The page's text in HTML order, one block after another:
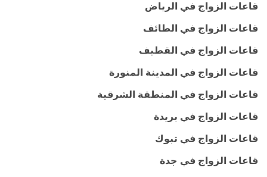
قاعات الزواج في الرياض
قاعات الزواج في الطائف
قاعات الزواج في القطيف
قاعات الزواج في المدينة المنورة
قاعات الزواج في المنطقة الشرقية
قاعات الزواج في بريدة
قاعات الزواج في تبوك
قاعات الزواج في جدة